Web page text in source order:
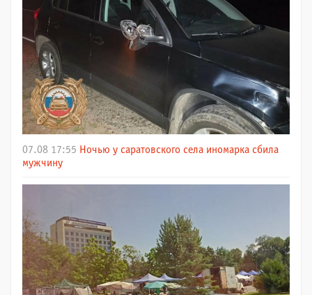
07.08 17:55 Ночью у саратовского села иномарка сбила
мужчину